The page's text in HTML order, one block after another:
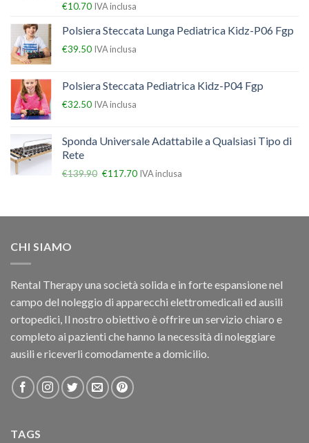
€10.70 IVA inclusa
Polsiera Steccata Lunga Pediatrica Kidz-P06 Fgp
€39.50 IVA inclusa
Polsiera Steccata Pediatrica Kidz-P04 Fgp
€32.50 IVA inclusa
Sponda Universale Adattabile a Qualsiasi Tipo di
Rete
€139.90 €117.70 IVA inclusa
CHI SIAMO
Rental Therapy una società solida e in forte espansione nel
campo del noleggio di apparecchi elettromedicali ed ausili
ortopedici, Il nostro obiettivo è offrire un servizio chiaro e
completo ai pazienti che hanno la necessità di noleggiare
ausili e riceverli comodamente a domicilio.
TAGS